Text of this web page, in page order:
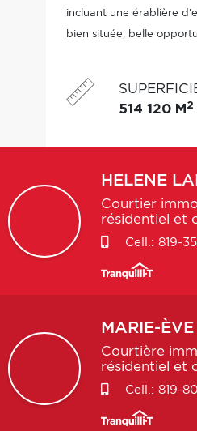
incluant une érablière
bien située, belle
514 120 M 2
HELENE
Courtier
résidentiel et
Cell.: 819-
MARIE-ÈVE
Courtière
résidentiel et
Cell.: 819-